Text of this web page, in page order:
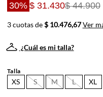
30% $ 31.430$ 44.900
3 cuotas de$ 10.476,67 Ver
¿Cuál es mi talla?
Talla
XS S M L XL